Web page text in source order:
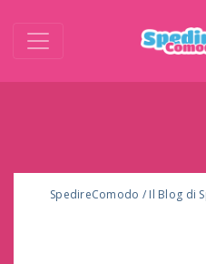
SpedireComodo / Il Blog di